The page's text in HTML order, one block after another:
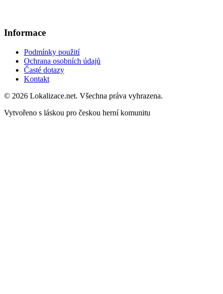
Informace
Podmínky použití
Ochrana osobních údajů
Časté dotazy
Kontakt
© 2026 Lokalizace.net. Všechna práva vyhrazena.
Vytvořeno s láskou pro českou herní komunitu